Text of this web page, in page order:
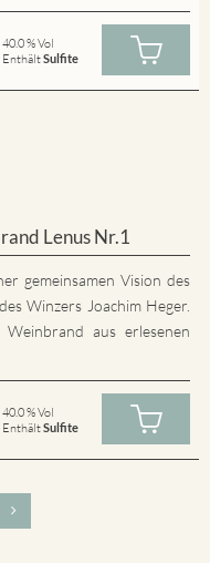
40.0 % Vol
EnthältSulfite
Lenus Nr.1
gemeinsamen Vision des
Winzers Joachim Heger.
aus erlesenen
40.0 % Vol
EnthältSulfite